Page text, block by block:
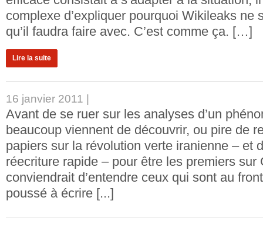
complexe d’expliquer pourquoi Wikileaks ne
qu’il faudra faire avec. C’est comme ça. […]
Lire la suite
16 janvier 2011 |
Avant de se ruer sur les analyses d’un
beaucoup viennent de découvrir, ou pire de
papiers sur la révolution verte iranienne – et
réecriture rapide – pour être les premiers sur
conviendrait d’entendre ceux qui sont au
poussé à écrire [...]